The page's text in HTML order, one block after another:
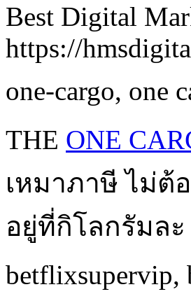
Best Digital
https://
one-cargo, one
THE ONE
เหมาภาษี ไม่ต้
อยู่ที่กิโลกรัมละ
betflixsupervip,